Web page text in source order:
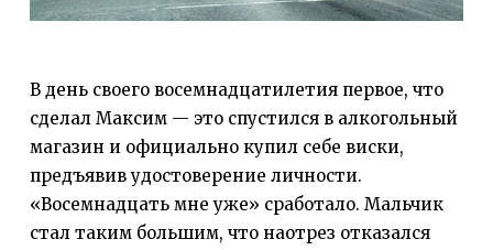
В день своего восемнадцатилетия первое, что
сделал Максим — это спустился в алкогольный
магазин и официально купил себе виски,
предъявив удостоверение личности.
«Восемнадцать мне уже» сработало. Мальчик
стал таким большим, что наотрез отказался